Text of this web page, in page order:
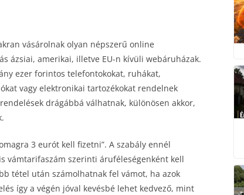
vásárolnak olyan népszerű online
ázsiai, amerikai, illetve EU-n kívüli webáruházak.
ezer forintos telefontokokat, ruhákat,
vagy elektronikai tartozékokat rendelnek
drágábbá válhatnak, különösen akkor,
3 eurót kell fizetni”. A szabály ennél
vámtarifaszám szerinti áruféleségenként kell
tétel után számolhatnak fel vámot, ha azok
így a végén jóval kevésbé lehet kedvező, mint